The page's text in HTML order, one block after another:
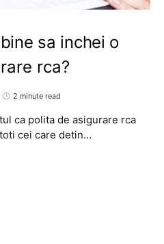
sa inchei o
rca?
2 minute read
ca polita de asigurare rca
cei care detin…